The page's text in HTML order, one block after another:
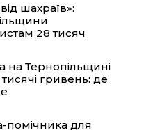
шахраїв»:
28 тисяч
на Тернопільщині
гривень: де
помічника для